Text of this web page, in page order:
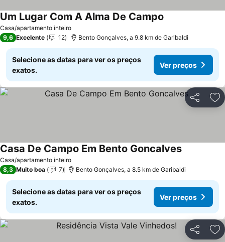
Casa/apartamento inteiro
Um Lugar Com A Alma De Campo
9,6 Excelente 12 Bento Gonçalves, a 9.8 km de Garibaldi
Selecione as datas para ver os preços
exatos.
Ver preços
Partilhar
Casa/apartamento inteiro
Casa De Campo Em Bento Goncalves
8,3 Muito boa 7 Bento Gonçalves, a 8.5 km de Garibaldi
Selecione as datas para ver os preços
exatos.
Ver preços
Partilhar